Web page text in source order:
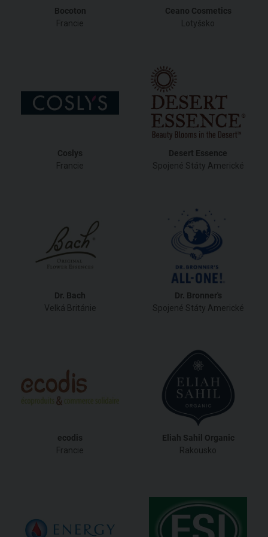
Bocoton
Francie
Ceano Cosmetics
Lotyšsko
Coslys
Francie
Desert Essence
Spojené Státy Americké
Dr. Bach
Velká Británie
Dr. Bronner's
Spojené Státy Americké
ecodis
Francie
Eliah Sahil Organic
Rakousko